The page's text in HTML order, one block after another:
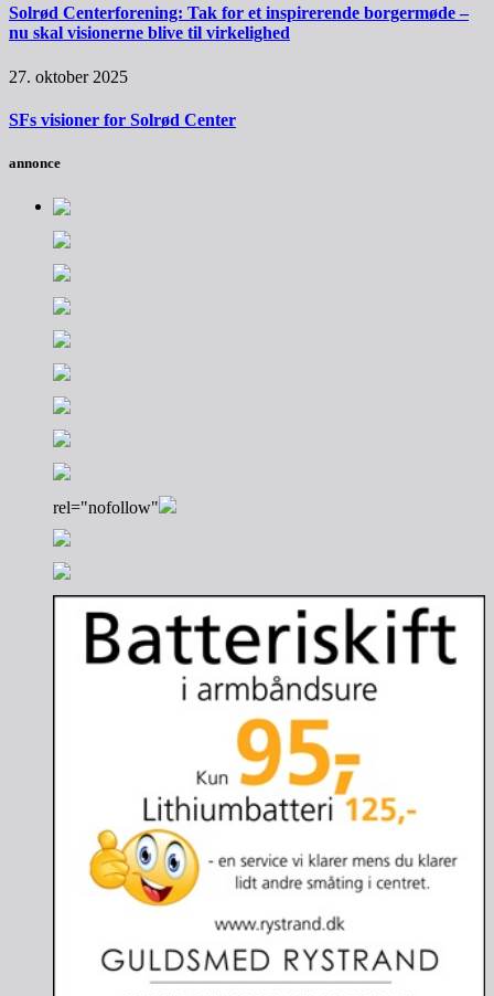
Solrød Centerforening: Tak for et inspirerende borgermøde –
nu skal visionerne blive til virkelighed
27. oktober 2025
SFs visioner for Solrød Center
annonce
rel="nofollow"